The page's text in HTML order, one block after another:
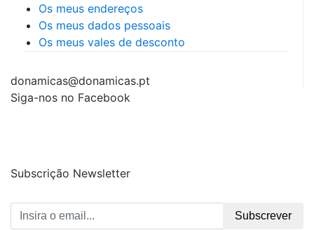
Os meus endereços
Os meus dados pessoais
Os meus vales de desconto
donamicas@donamicas.pt
Siga-nos no Facebook
Subscrição Newsletter
Subscrever